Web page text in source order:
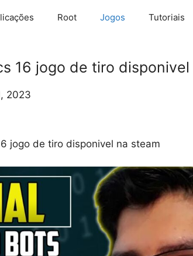
Root Jogos Tutoriais
16 jogo de tiro disponivel
2023
jogo de tiro disponivel na steam